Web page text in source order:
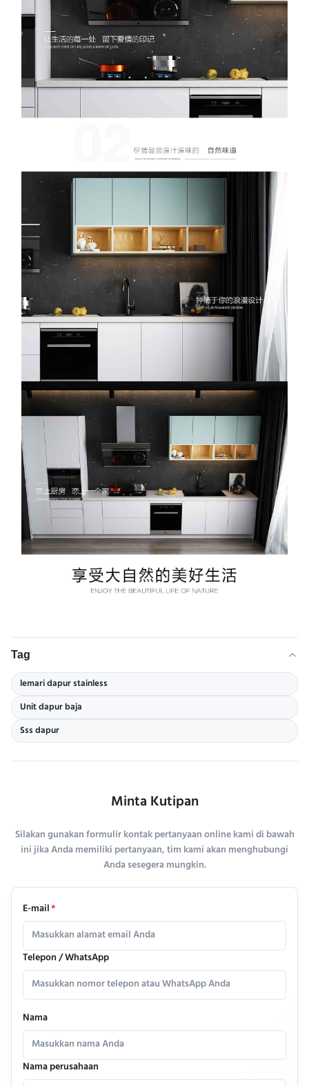
Tag
lemari dapur stainless
Unit dapur baja
Sss dapur
Minta Kutipan
Silakan gunakan formulir kontak pertanyaan online kami di bawah
ini jika Anda memiliki pertanyaan, tim kami akan menghubungi
Anda sesegera mungkin.
E-mail*
Telepon / WhatsApp
Nama
Nama perusahaan